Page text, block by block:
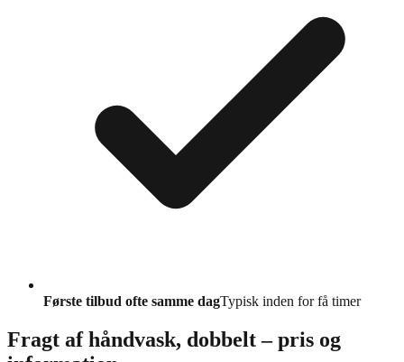
Første tilbud ofte samme dagTypisk inden for få timer
Fragt af håndvask, dobbelt – pris og